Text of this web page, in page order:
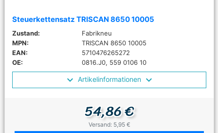
Steuerkettensatz TRISCAN 8650 10005
Zustand:
Fabrikneu
MPN:
TRISCAN 8650 10005
EAN:
5710476265272
OE:
0816.J0, 559 0106 10
Artikelinformationen
54,86 €
Versand: 5,95 €